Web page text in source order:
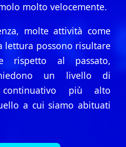
molto velocemente.
molte attività come
lettura possono risultare
rispetto al passato,
un livello di
continuativo più alto
a cui siamo abituati